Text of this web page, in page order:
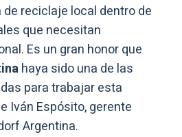
reciclaje local dentro de
que necesitan
Es un gran honor que
haya sido una de las
para trabajar esta
Iván Espósito, gerente
Argentina.